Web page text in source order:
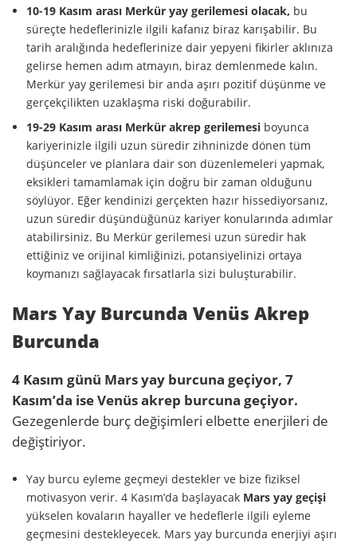
10-19 Kasım arası Merkür yay gerilemesi olacak, bu
süreçte hedeflerinizle ilgili kafanız biraz karışabilir. Bu
tarih aralığında hedeflerinize dair yepyeni fikirler aklınıza
gelirse hemen adım atmayın, biraz demlenmede kalın.
Merkür yay gerilemesi bir anda aşırı pozitif düşünme ve
gerçekçilikten uzaklaşma riski doğurabilir.
19-29 Kasım arası Merkür akrep gerilemesi boyunca
kariyerinizle ilgili uzun süredir zihninizde dönen tüm
düşünceler ve planlara dair son düzenlemeleri yapmak,
eksikleri tamamlamak için doğru bir zaman olduğunu
söylüyor. Eğer kendinizi gerçekten hazır hissediyorsanız,
uzun süredir düşündüğünüz kariyer konularında adımlar
atabilirsiniz. Bu Merkür gerilemesi uzun süredir hak
ettiğiniz ve orijinal kimliğinizi, potansiyelinizi ortaya
koymanızı sağlayacak fırsatlarla sizi buluşturabilir.
Mars Yay Burcunda Venüs Akrep
Burcunda
4 Kasım günü Mars yay burcuna geçiyor, 7
Kasım’da ise Venüs akrep burcuna geçiyor.
Gezegenlerde burç değişimleri elbette enerjileri de
değiştiriyor.
Yay burcu eyleme geçmeyi destekler ve bize fiziksel
motivasyon verir. 4 Kasım’da başlayacak Mars yay geçişi
yükselen kovaların hayaller ve hedeflerle ilgili eyleme
geçmesini destekleyecek. Mars yay burcunda enerjiyi aşırı